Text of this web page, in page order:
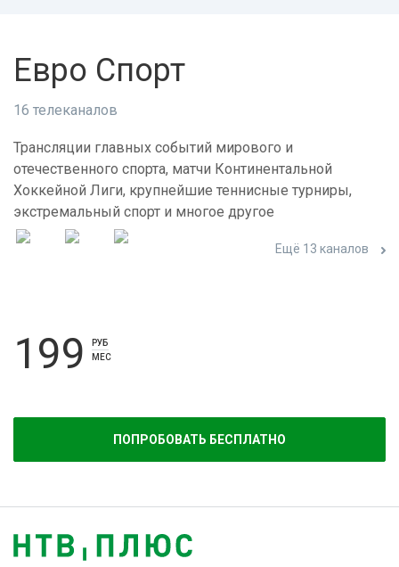
Евро Спорт
16 телеканалов
Трансляции главных событий мирового и
отечественного спорта, матчи Континентальной
Хоккейной Лиги, крупнейшие теннисные турниры,
экстремальный спорт и многое другое
Ещё 13 каналов
199
РУБ
МЕС
ПОПРОБОВАТЬ БЕСПЛАТНО